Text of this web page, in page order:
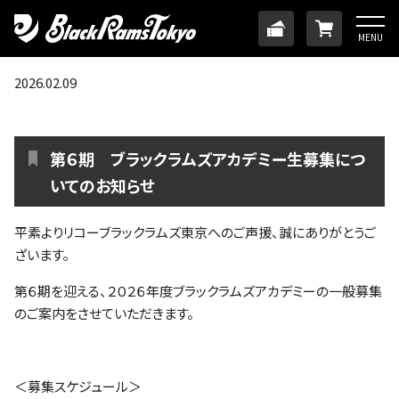
MENU
TICKET
HOME
メンバー
試合日程・結果
アカデミー
2026.02.09
第６期 ブラックラムズアカデミー生募集につ
いてのお知らせ
平素よりリコーブラックラムズ東京へのご声援、誠にありがとうご
ざいます。
第６期を迎える、２０２６年度ブラックラムズアカデミーの一般募集
のご案内をさせていただきます。
＜募集スケジュール＞